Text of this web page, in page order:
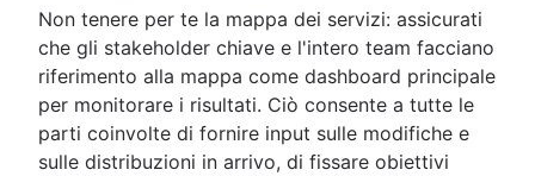
Non tenere per te la mappa dei servizi: assicurati
che gli stakeholder chiave e l'intero team facciano
riferimento alla mappa come dashboard principale
per monitorare i risultati. Ciò consente a tutte le
parti coinvolte di fornire input sulle modifiche e
sulle distribuzioni in arrivo, di fissare obiettivi